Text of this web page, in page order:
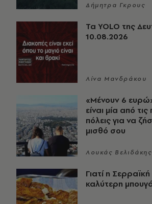
Δήμητρα Γκρους
Τα YOLO της
10.08.2026
Λίνα Μανδράκου
«Μένουν 6
είναι μία από
πόλεις για να
μισθό σου
Λουκάς Βελιδάκης
Γιατί η
καλύτερη